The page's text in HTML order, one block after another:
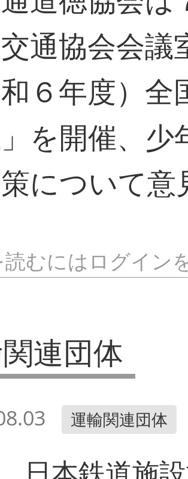
通協会会
和６年度）
を開催、
について
読むにはログイン
連団体
運輸関連団体